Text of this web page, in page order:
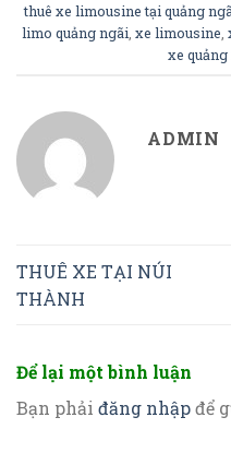
thuê xe limousine tại quảng
limo quảng ngãi xe limousine
xe
ADMIN
THUÊ XE TẠI NÚI
THÀNH
Để lại một bình luận
Bạn phải đăng nhậpđể